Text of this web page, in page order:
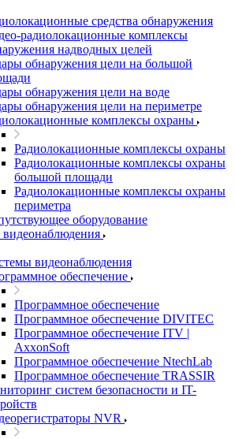
средства обнаружения
радиолокационные комплексы
надводных целей
обнаружения цели на большой
обнаружения цели на воде
обнаружения цели на периметре
комплексы охраны
Радиолокационные комплексы охраны
Радиолокационные комплексы охраны
большой площади
Радиолокационные комплексы охраны
периметра
оборудование
видеонаблюдения
обеспечение
Программное обеспечение
Программное обеспечение DIVITEC
Программное обеспечение ITV |
AxxonSoft
Программное обеспечение NtechLab
Программное обеспечение TRASSIR
систем безопасности и IT-
NVR